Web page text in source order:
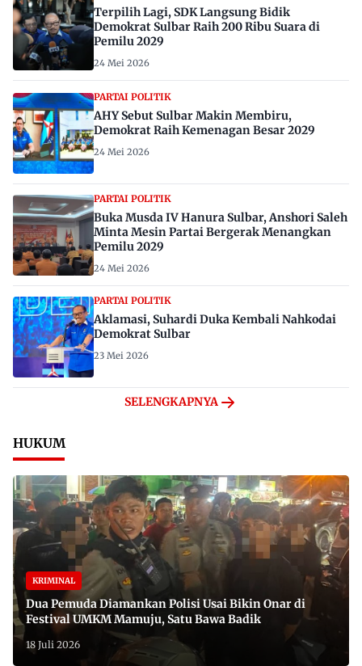
Terpilih Lagi, SDK Langsung Bidik
Demokrat Sulbar Raih 200 Ribu Suara di
Pemilu 2029
24 Mei 2026
PARTAI POLITIK
AHY Sebut Sulbar Makin Membiru,
Demokrat Raih Kemenagan Besar 2029
24 Mei 2026
PARTAI POLITIK
Buka Musda IV Hanura Sulbar, Anshori Saleh
Minta Mesin Partai Bergerak Menangkan
Pemilu 2029
24 Mei 2026
PARTAI POLITIK
Aklamasi, Suhardi Duka Kembali Nahkodai
Demokrat Sulbar
23 Mei 2026
SELENGKAPNYA
HUKUM
KRIMINAL
Dua Pemuda Diamankan Polisi Usai Bikin Onar di
Festival UMKM Mamuju, Satu Bawa Badik
18 Juli 2026